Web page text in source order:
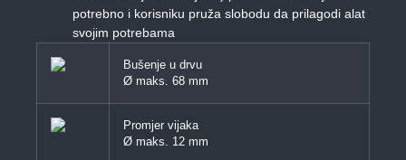
potrebno i korisniku pruža slobodu da prilagodi alat
svojim potrebama
Bušenje u drvu
Ø maks. 68 mm
Promjer vijaka
Ø maks. 12 mm